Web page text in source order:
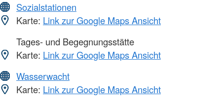
Sozialstationen
Karte: Link zur Google Maps Ansicht
Tages- und Begegnungsstätte
Karte: Link zur Google Maps Ansicht
Wasserwacht
Karte: Link zur Google Maps Ansicht